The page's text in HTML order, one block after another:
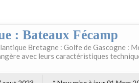
: Bateaux Fécamp
Bretagne : Golfe de Gascogne :
avec leurs caractéristiques